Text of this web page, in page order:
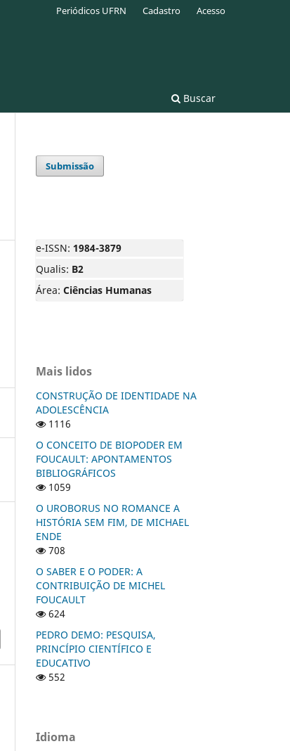
Buscar
Periódicos UFRN Cadastro Acesso
Submissão
e-ISSN: 1984-3879
Qualis: B2
Área: Ciências Humanas
Mais lidos
CONSTRUÇÃO DE IDENTIDADE NA
ADOLESCÊNCIA
1116
O CONCEITO DE BIOPODER EM
FOUCAULT: APONTAMENTOS
BIBLIOGRÁFICOS
1059
O UROBORUS NO ROMANCE A
HISTÓRIA SEM FIM, DE MICHAEL
ENDE
708
O SABER E O PODER: A
CONTRIBUIÇÃO DE MICHEL
FOUCAULT
624
PEDRO DEMO: PESQUISA,
PRINCÍPIO CIENTÍFICO E
EDUCATIVO
552
Idioma